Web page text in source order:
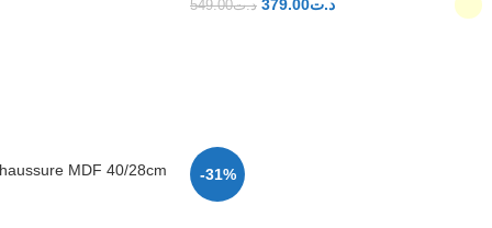
د.ت549.00 د.ت379.00
MDF 40/28cm -31%